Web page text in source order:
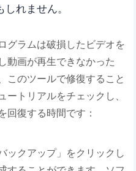
れません。
グラムは破損したビデオを
動画が再生できなかった
このツールで修復すること
トリアルをチェックし、
回復する時間です：
ックアップ」をクリックし